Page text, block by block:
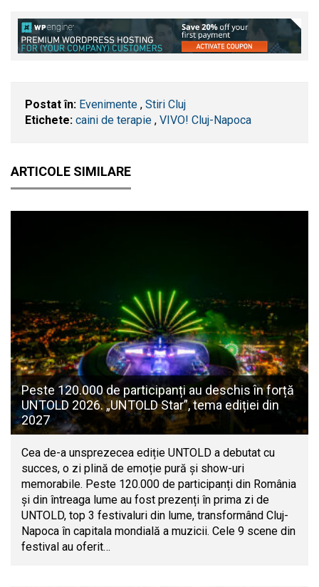
Postat în: Evenimente , Stiri Cluj
Etichete: caini de terapie , VIVO! Cluj-Napoca
ARTICOLE SIMILARE
Peste 120.000 de participanți au deschis în forță
UNTOLD 2026. „UNTOLD Star”, tema ediției din
2027
Cea de-a unsprezecea ediție UNTOLD a debutat cu
succes, o zi plină de emoție pură și show-uri
memorabile. Peste 120.000 de participanți din România
și din întreaga lume au fost prezenți în prima zi de
UNTOLD, top 3 festivaluri din lume, transformând Cluj-
Napoca în capitala mondială a muzicii. Cele 9 scene din
festival au oferit…